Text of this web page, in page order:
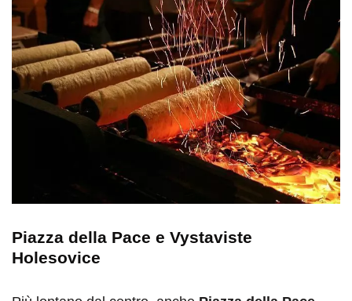
Piazza della Pace e Vystaviste
Holesovice